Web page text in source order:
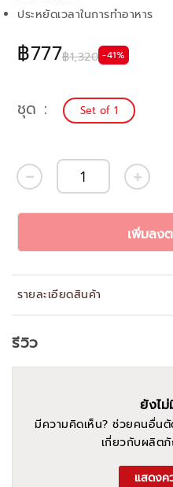
฿777฿1,320 -41%
ประหยัดเวลาในการทำอาหาร
ชุด Set of 1
เพิ่มลง
รายละเอียดสินค้า
รีวิว
ยังไม่
มีความคิดเห็น? ช่วยคนอื่น
เกี่ยวกับผลิต
แสดงค